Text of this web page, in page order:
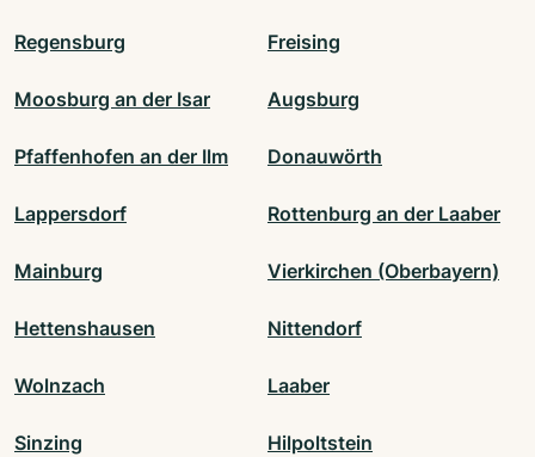
Regensburg Freising
Moosburg an der Isar Augsburg
Pfaffenhofen an der Ilm Donauwörth
Lappersdorf Rottenburg an der Laaber
Mainburg Vierkirchen (Oberbayern)
Hettenshausen Nittendorf
Wolnzach Laaber
Sinzing Hilpoltstein